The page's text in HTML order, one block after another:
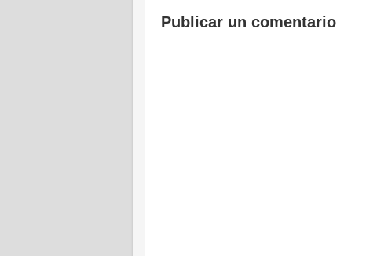
Publicar un comentario